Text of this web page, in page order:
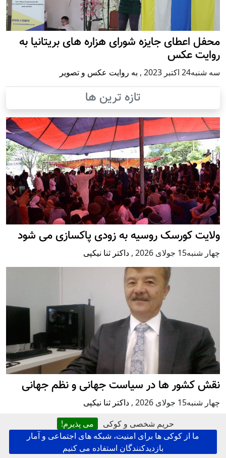
حریم شخصی و کوکی
می پذیرم!
ما از کوکی ها برای امنیت، شبکه های اجتماعی و آمار
بازدیدکنندگان استفاده می کنیم
محفل اعطای جایزه شورای هزاره های بریتانیا به
روایت عکس
سه شنبه24 اكتبر 2023 , به روایت عکس و تصویر
تازه ترین ها
ولایت کورسک روسیه به زودی پاکسازی می شود
چهار شنبه15 جولای 2026 , داکتر ثنا نیکپی
نقش کشور ها در سیاست جهانی و نظم جهانی
چهار شنبه15 جولای 2026 , داکتر ثنا نیکپی